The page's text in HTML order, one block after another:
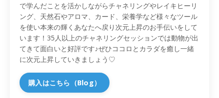
で学んだことを活かしながらチャネリングやレイキヒーリ
ング、天然石やアロマ、カード、栄養学など様々なツール
を使い本来の輝くあなたへ戻り次元上昇のお手伝いをして
います！35人以上のチャネリングセッションでは動物が出
てきて面白いと好評です♪ぜひココロとカラダを癒し一緒
に次元上昇していきましょう♡
購入はこちら（Blog）